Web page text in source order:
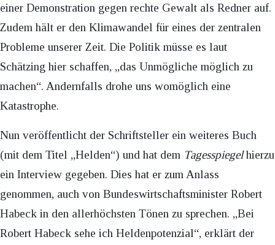
einer Demonstration gegen rechte Gewalt als Redner auf.
Zudem hält er den Klimawandel für eines der zentralen
Probleme unserer Zeit. Die Politik müsse es laut
Schätzing hier schaffen, „das Unmögliche möglich zu
machen“. Andernfalls drohe uns womöglich eine
Katastrophe.
Nun veröffentlicht der Schriftsteller ein weiteres Buch
(mit dem Titel „Helden“) und hat dem Tagesspiegelhierzu
ein Interview gegeben. Dies hat er zum Anlass
genommen, auch von Bundeswirtschaftsminister Robert
Habeck in den allerhöchsten Tönen zu sprechen. „Bei
Robert Habeck sehe ich Heldenpotenzial“, erklärt der